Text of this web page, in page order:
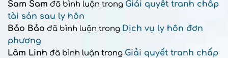
Sam Sam đã bình luận trong Giải quyết tranh chấp
tài sản sau ly hôn
Bảo Bảo đã bình luận trong Dịch vụ ly hôn đơn
phương
Lâm Linh đã bình luận trong Giải quyết tranh chấp